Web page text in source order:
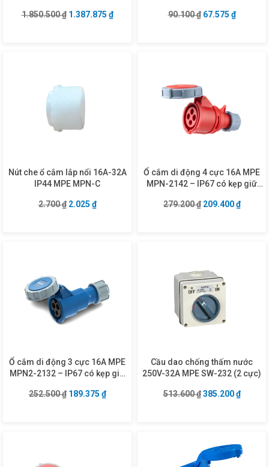
1.850.500₫ Giá gốc là: 1.850.500 ₫.
1.387.875 ₫Giá hiện tại là: 1.387.875 ₫.
90.100₫ Giá gốc là:
67.575 ₫Giá hiện
Nút che ổ cắm lắp nổi 16A-32A
IP44 MPE MPN-C
2.700₫ Giá gốc là: 2.700 ₫.
2.025 ₫Giá hiện tại là: 2.025 ₫.
Ổ cắm di động 4 cực 16A MPE
MPN-2142 – IP67 có kẹp giữ
279.200₫ Giá gốc là:
209.400₫Giá
Ổ cắm di động 3 cực 16A MPE
MPN2-2132 – IP67 có kẹp giữ
252.500₫ Giá gốc là: 252.500 ₫.
189.375 ₫Giá hiện tại là: 189.375 ₫.
Cầu dao chống thấm nước
250V-32A MPE SW-232 (2 cực)
513.600₫ Giá gốc là:
385.200₫Giá